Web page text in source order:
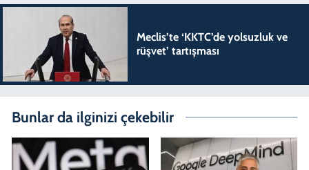
Meclis’te ‘KKTC’de yolsuzluk ve
rüşvet’ tartışması
Bunlar da ilginizi çekebilir